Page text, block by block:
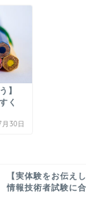
】
く
30日
【実体験をお伝え
情報技術者試験に